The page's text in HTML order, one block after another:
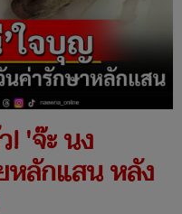
! 'จ๊ะ นง
หลักแสน หลัง